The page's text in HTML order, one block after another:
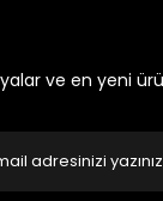
ve en yeni